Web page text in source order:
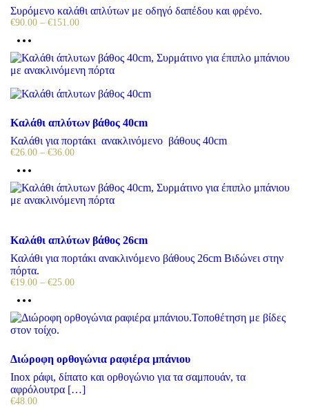
Συρόμενο καλάθι απλύτων με οδηγό δαπέδου και φρένο.
€90.00 – €151.00
Καλάθι απλύτων βάθος 40cm
Καλάθι για πορτάκι ανακλινόμενο βάθους 40cm
€26.00 – €36.00
Καλάθι απλύτων βάθος 26cm
Καλάθι για πορτάκι ανακλινόμενο βάθους 26cm Βιδώνει στην
πόρτα.
€19.00 – €25.00
Διώροφη ορθογώνια ραφιέρα μπάνιου
Inox ράφι, δίπατο και ορθογώνιο για τα σαμπουάν, τα
αφρόλουτρα […]
€48.00